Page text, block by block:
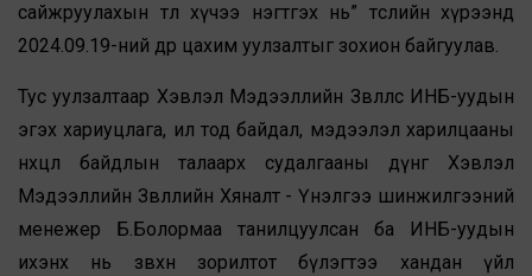
сайжруулахын төлөө хүчээ нэгтгэх нь” төслийн хүрээнд
2024.09.19-ний өдөр цахим уулзалтыг зохион байгуулав.
Тус уулзалтаар Хэвлэл Мэдээллийн Зөвлөлөөс ИНБ-уудын
эгэх хариуцлага, ил тод байдал, мэдээлэл харилцааны
нөхцөл байдлын талаарх судалгааны дүнг Хэвлэл
Мэдээллийн Зөвлөлийн Хяналт - Үнэлгээ шинжилгээний
менежер Б.Болормаа танилцуулсан ба ИНБ-уудын
ихэнх нь зөвхөн зорилтот бүлэгтээ хандан үйл